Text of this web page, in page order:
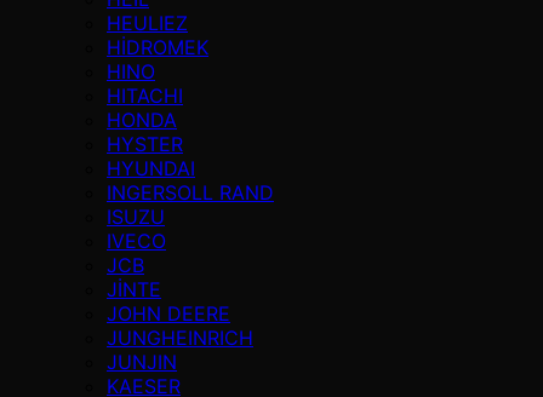
HEULIEZ
HİDROMEK
HINO
HITACHI
HONDA
HYSTER
HYUNDAI
INGERSOLL RAND
ISUZU
IVECO
JCB
JİNTE
JOHN DEERE
JUNGHEINRICH
JUNJIN
KAESER